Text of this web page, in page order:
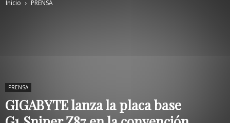
Inicio PRENSA
PRENSA
GIGABYTE lanza la placa base